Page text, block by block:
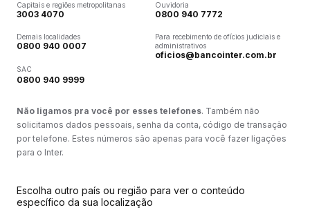
Capitais e regiões metropolitanas
3003 4070
Demais localidades
0800 940 0007
SAC
0800 940 9999
Ouvidoria
0800 940 7772
Para recebimento de ofícios judiciais e
administrativos
oficios@bancointer.com.br
Não ligamos pra você por esses telefones. Também não
solicitamos dados pessoais, senha da conta, código de transação
por telefone. Estes números são apenas para você fazer ligações
para o Inter.
Escolha outro país ou região para ver o conteúdo
específico da sua localização